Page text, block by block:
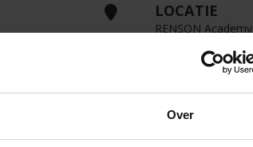
Over
LOCATIE
RENSON Academy
8570 Anzegem